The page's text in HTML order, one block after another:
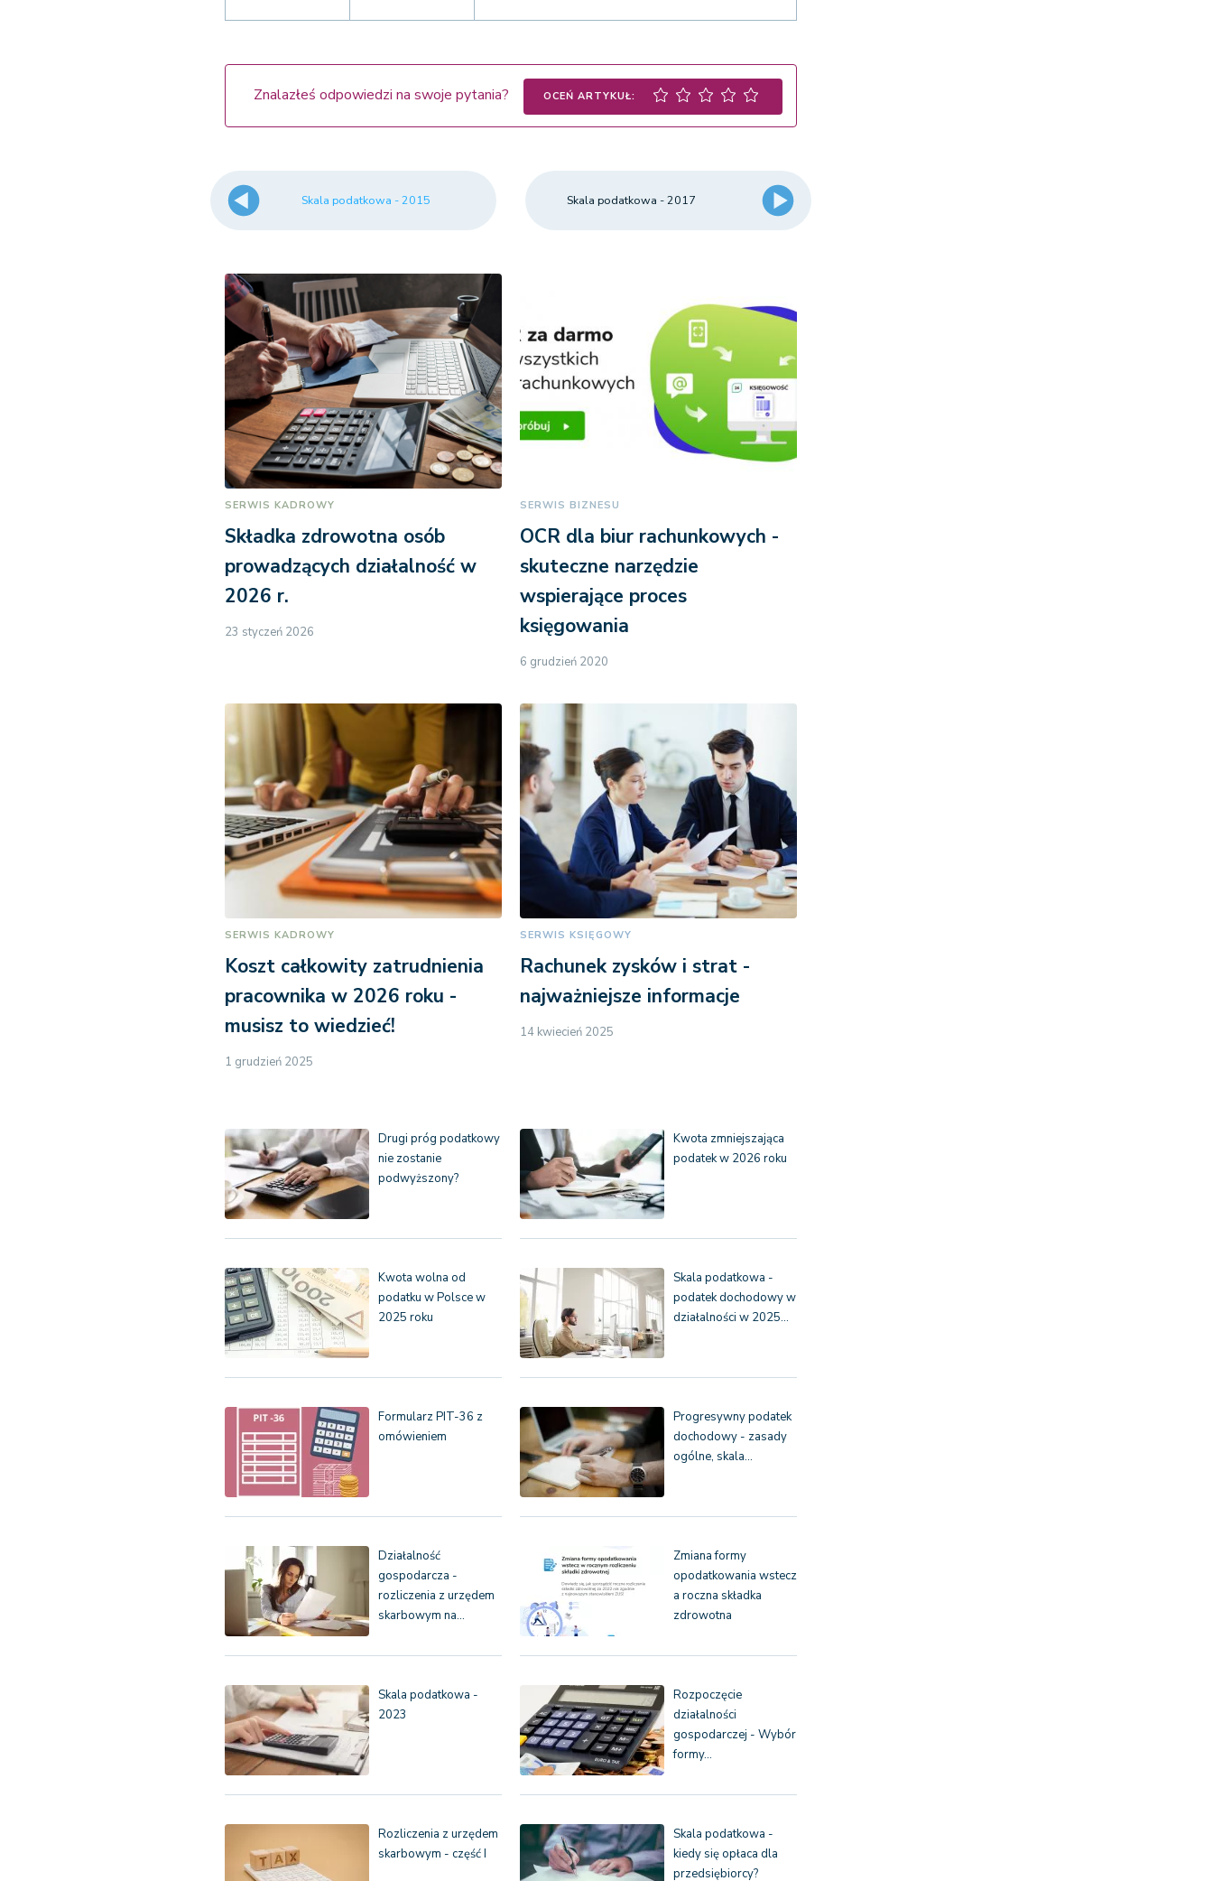
Znalazłeś odpowiedzi na swoje pytania? OCEŃ ARTYKUŁ:
Skala podatkowa - 2015 Skala podatkowa - 2017
SERWIS KADROWY
Składka zdrowotna osób
prowadzących działalność w
2026 r.
23 styczeń 2026
SERWIS BIZNESU
OCR dla biur rachunkowych -
skuteczne narzędzie
wspierające proces
księgowania
6 grudzień 2020
SERWIS KADROWY
Koszt całkowity zatrudnienia
pracownika w 2026 roku -
musisz to wiedzieć!
1 grudzień 2025
SERWIS KSIĘGOWY
Rachunek zysków i strat -
najważniejsze informacje
14 kwiecień 2025
Drugi próg podatkowy
nie zostanie
podwyższony?
Kwota zmniejszająca
podatek w 2026 roku
Kwota wolna od
podatku w Polsce w
2025 roku
Skala podatkowa -
podatek dochodowy w
działalności w 2025…
Formularz PIT-36 z
omówieniem
Progresywny podatek
dochodowy - zasady
ogólne, skala…
Działalność
gospodarcza -
rozliczenia z urzędem
skarbowym na…
Zmiana formy
opodatkowania wstecz
a roczna składka
zdrowotna
Skala podatkowa -
2023
Rozpoczęcie
działalności
gospodarczej - Wybór
formy…
Rozliczenia z urzędem
skarbowym - część I
Skala podatkowa -
kiedy się opłaca dla
przedsiębiorcy?